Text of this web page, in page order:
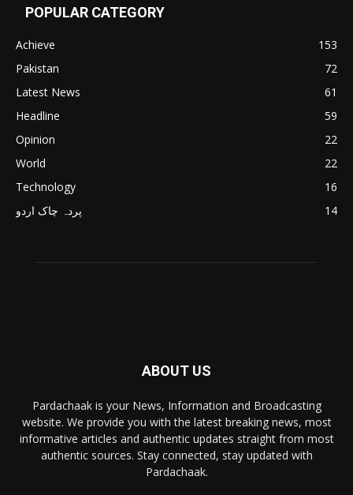
POPULAR CATEGORY
Achieve
153
Pakistan
72
Latest News
61
Headline
59
Opinion
22
World
22
Technology
16
پردہ چاک اردو
14
ABOUT US
Pardachaak is your News, Information and Broadcasting
website. We provide you with the latest breaking news, most
informative articles and authentic updates straight from most
authentic sources. Stay connected, stay updated with
Pardachaak.